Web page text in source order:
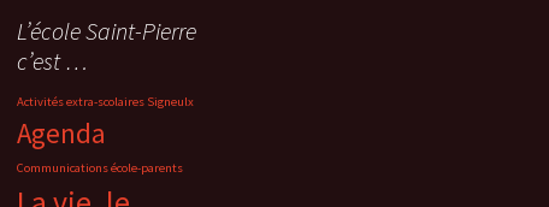
L’école Saint-Pierre
c’est …
Activités extra-scolaires Signeulx
Agenda
Communications école-parents